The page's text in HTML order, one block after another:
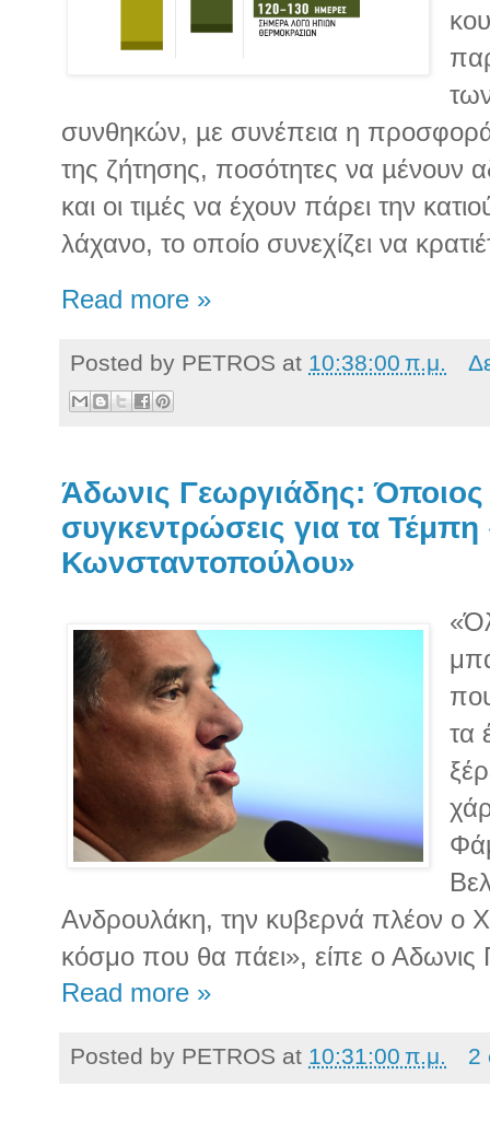
συνθηκών, µε συνέπεια η
της ζήτησης, ποσότητες να µένουν
και οι τιµές να έχουν πάρει την
λάχανο, το οποίο συνεχίζει να
Read more »
Posted by PETROS at 10:38:00 π.μ.
Άδωνις Γεωργιάδης: Όποιος
συγκεντρώσεις για τα Τέμπη
Κωνσταντοπούλου»
τα
Ανδρουλάκη, την κυβερνά πλέον ο
κόσμο που θα πάει», είπε ο Αδωνις
Read more »
Posted by PETROS at 10:31:00 π.μ. 2